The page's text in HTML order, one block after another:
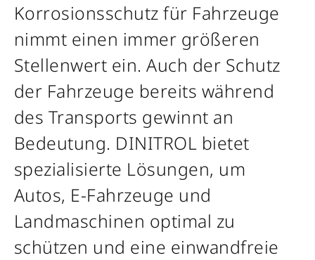
Korrosionsschutz für Fahrzeuge
nimmt einen immer größeren
Stellenwert ein. Auch der Schutz
der Fahrzeuge bereits während
des Transports gewinnt an
Bedeutung. DINITROL bietet
spezialisierte Lösungen, um
Autos, E-Fahrzeuge und
Landmaschinen optimal zu
schützen und eine einwandfreie